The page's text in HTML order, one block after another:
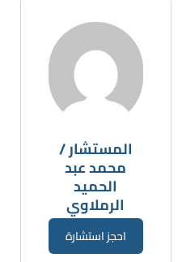
المستشار /
محمد عبد
الحميد
الرملاوي
احجز استشارة